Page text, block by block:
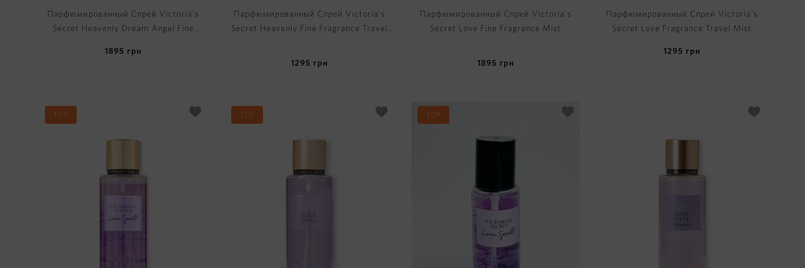
Парфюмированный Спрей Victoria's
Secret Heavenly Dream Angel Fine
1895 грн
Парфюмированный Спрей Victoria's
Secret Heavenly Fine Fragrance Travel
1295 грн
Парфюмированный Спрей Victoria's
Secret Love Fine Fragrance Mist
1895 грн
Парфюмированный Спрей Victoria's
Secret Love Fragrance Travel Mist
1295 грн
TOP TOP TOP